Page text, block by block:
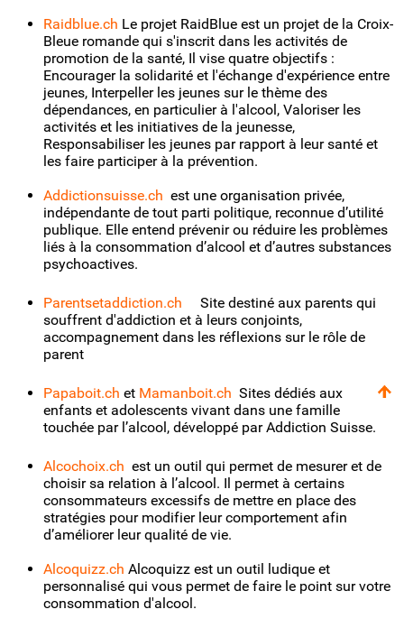
Raidblue.ch Le projet RaidBlue est un projet de la Croix-
Bleue romande qui s'inscrit dans les activités de
promotion de la santé, Il vise quatre objectifs :
Encourager la solidarité et l'échange d'expérience entre
jeunes, Interpeller les jeunes sur le thème des
dépendances, en particulier à l'alcool, Valoriser les
activités et les initiatives de la jeunesse,
Responsabiliser les jeunes par rapport à leur santé et
les faire participer à la prévention.
Addictionsuisse.ch est une organisation privée,
indépendante de tout parti politique, reconnue d’utilité
publique. Elle entend prévenir ou réduire les problèmes
liés à la consommation d’alcool et d’autres substances
psychoactives.
Parentsetaddiction.ch Site destiné aux parents qui
souffrent d'addiction et à leurs conjoints,
accompagnement dans les réflexions sur le rôle de
parent
Papaboit.ch et Mamanboit.ch Sites dédiés aux
enfants et adolescents vivant dans une famille
touchée par l’alcool, développé par Addiction Suisse.
Alcochoix.ch est un outil qui permet de mesurer et de
choisir sa relation à l’alcool. Il permet à certains
consommateurs excessifs de mettre en place des
stratégies pour modifier leur comportement afin
d’améliorer leur qualité de vie.
Alcoquizz.ch Alcoquizz est un outil ludique et
personnalisé qui vous permet de faire le point sur votre
consommation d'alcool.